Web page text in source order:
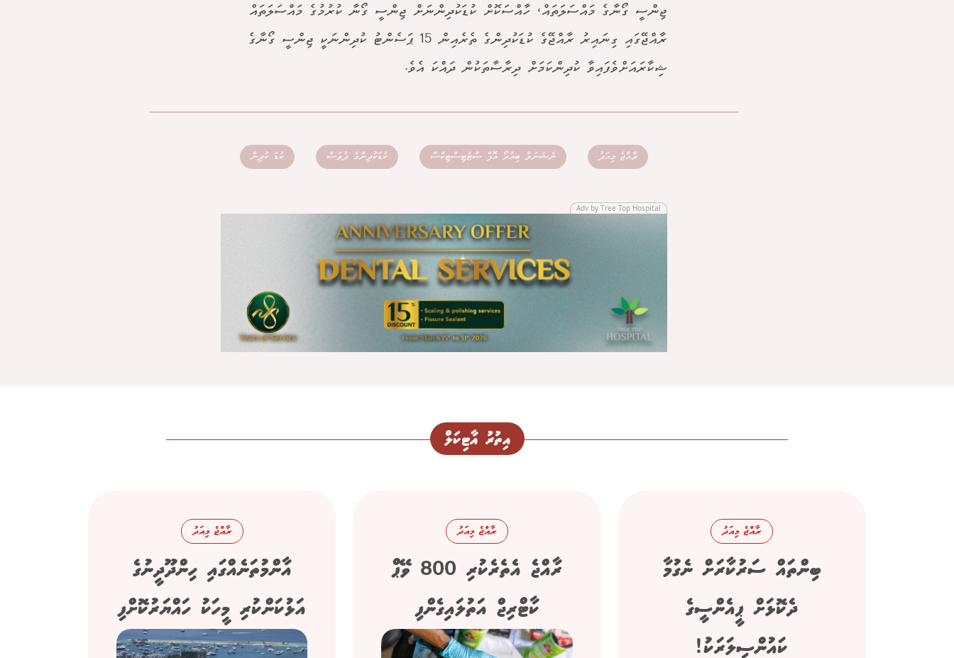
ޖިންސީ ގޯނާގެ މައްސަލަތައް، ހާއްސަކޮށް ކުޑަކުދިންނަށް ޖިންސީ ގޯނާ ކުރުމުގެ މައްސަލަތައް
ރާއްޖޭގައި ގިނައިރު ރާއްޖޭގެ ކުޑަކުދިންގެ ތެރެއިން 15 ޕަސެންޓު ކުދިންނަކީ ޖިންސީ ގޯނާގެ
ޝިކާރައަށްވެފައިވާ ކުދިންކަމަށް ދިރާސާތަކުން ދައްކަ އެވެ.
ރާއްޖެ މިއަދު ނެޝަނަލް ބިއުރޯ އޮފް ސްޓެޓިސްޓިކްސް ކުޑަކުދިންގެ ދުވަސް ކުޑަ ކުދިން
Adv by Tree Top Hospital
އިތުރު އާޓިކަލް
ރާއްޖެ މިއަދު
ބިންތައް ސަރުކާރަށް ނެގުމާ
ދެކޮޅަށް ޕީއެންސީގެ
ކައުންސިލަރަކު!
ރާއްޖެ މިއަދު
ރާއްޖެ އެތެރެކުރި 800 ވޭޕް
ކާޓްރިޖް އަތުލައިގެންފި
ރާއްޖެ މިއަދު
އާންމުތަނެއްގައި ހިންދޫދީނުގެ
އަޅުކަންކުރި މީހަކު ހައްޔަރުކޮށްފި